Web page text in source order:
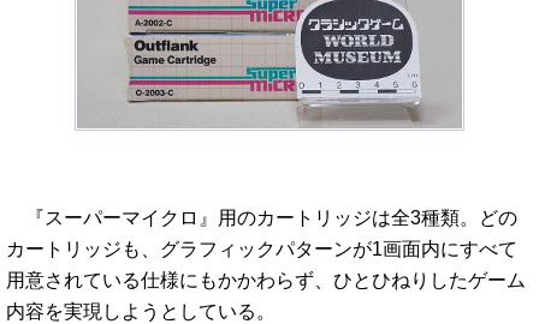
『スーパーマイクロ』用のカートリッジは全3種類。どの
カートリッジも、グラフィックパターンが1画面内にすべて
用意されている仕様にもかかわらず、ひとひねりしたゲーム
内容を実現しようとしている。